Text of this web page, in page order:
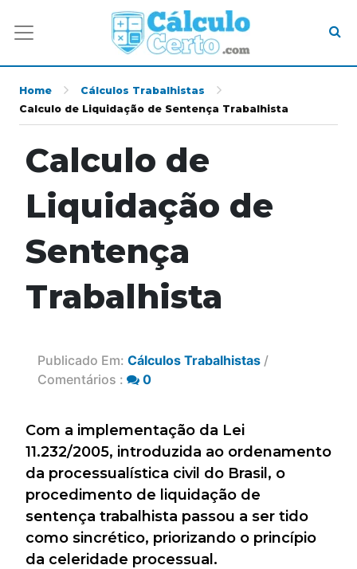
Home
Cálculos Trabalhistas
Calculo de Liquidação de Sentença Trabalhista
Calculo de
Liquidação de
Sentença
Trabalhista
Publicado Em: Cálculos Trabalhistas /
Comentários :
0
Com a implementação da Lei
11.232/2005, introduzida ao ordenamento
da processualística civil do Brasil, o
procedimento de liquidação de
sentença trabalhista passou a ser tido
como sincrético, priorizando o princípio
da celeridade processual.